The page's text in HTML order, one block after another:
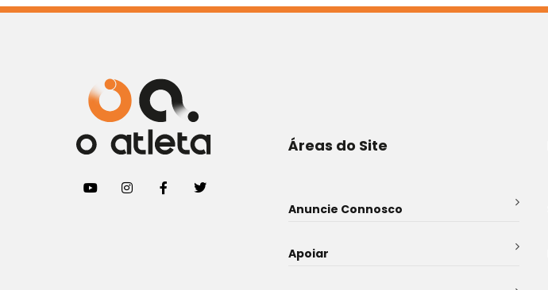
Áreas do Site
Anuncie Connosco
Apoiar